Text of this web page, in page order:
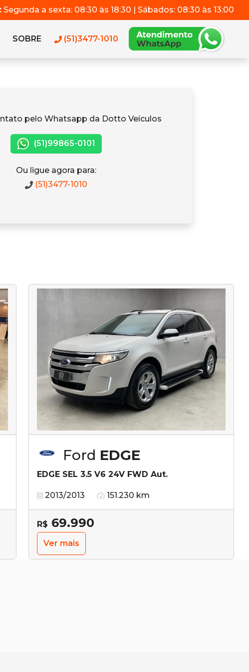
Segunda a sexta: 08:30 às 18:30 | Sábados: 08:30 às 13:00
SOBRE (51)3477-1010
pelo Whatsapp da Dotto Veículos
(51)99865-0101
Ou ligue agora para:
(51)3477-1010
Ford EDGE
EDGE SEL 3.5 V6 24V FWD Aut.
2013/2013 151.230 km
R$ 69.990
Ver mais